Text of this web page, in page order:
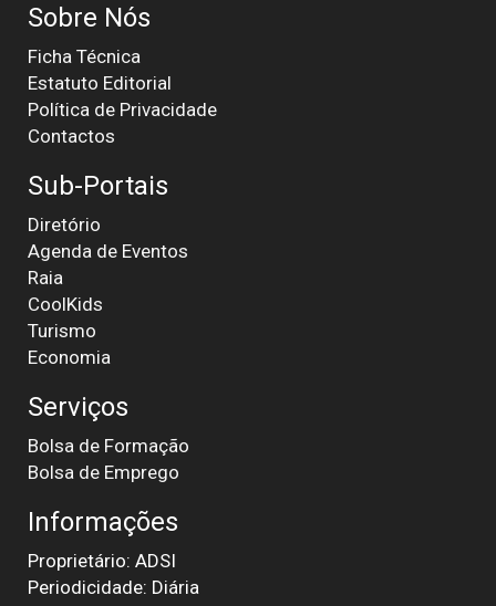
Sobre Nós
Ficha Técnica
Estatuto Editorial
Política de Privacidade
Contactos
Sub-Portais
Diretório
Agenda de Eventos
Raia
CoolKids
Turismo
Economia
Serviços
Bolsa de Formação
Bolsa de Emprego
Informações
Proprietário: ADSI
Periodicidade: Diária